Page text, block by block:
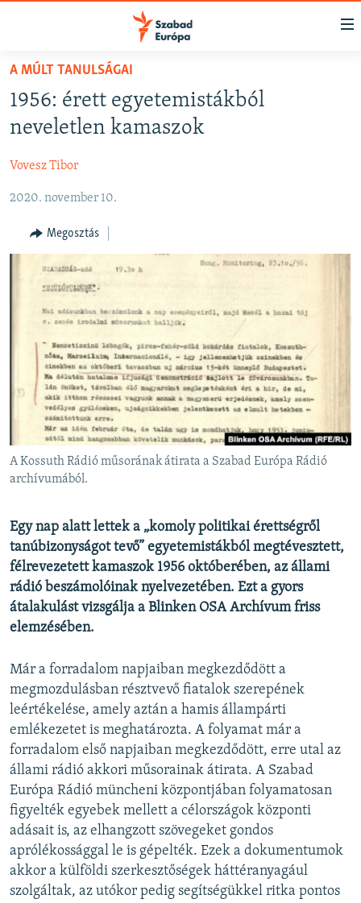
Akadálymentes
Ugrás
fő
oldalra
Ugrás
AKTUÁLIS
VIDEÓK
ELEMZŐ
NER15
TÁRSADALOM
DEMOKRÁCIA
A PÉNZ NYOMÁBAN
EURÓPAI UNIÓ
VILÁG
KLÍMAVÁLTOZÁS
A MÚLT TANULSÁGAI
Valamennyi RFE/RL weboldal
A MÚLT TANULSÁGAI
1956: érett egyetemistákból
neveletlen kamaszok
Vovesz Tibor
2020. november 10.
Megosztás
A Kossuth Rádió műsorának átirata a Szabad Európa Rádió
archívumából.
Egy nap alatt lettek a „komoly politikai érettségről
tanúbizonyságot tevő” egyetemistákból megtévesztett,
félrevezetett kamaszok 1956 októberében, az állami
rádió beszámolóinak nyelvezetében. Ezt a gyors
átalakulást vizsgálja a Blinken OSA Archívum friss
elemzésében.
Már a forradalom napjaiban megkezdődött a
megmozdulásban résztvevő fiatalok szerepének
leértékelése, amely aztán a hamis állampárti
emlékezetet is meghatározta. A folyamat már a
forradalom első napjaiban megkezdődött, erre utal az
állami rádió akkori műsorainak átirata. A Szabad
Európa Rádió müncheni központjában folyamatosan
figyelték egyebek mellett a célországok központi
adásait is, az elhangzott szövegeket gondos
aprólékossággal le is gépelték. Ezek a dokumentumok
akkor a külföldi szerkesztőségek háttéranyagául
szolgáltak, az utókor pedig segítségükkel ritka pontos